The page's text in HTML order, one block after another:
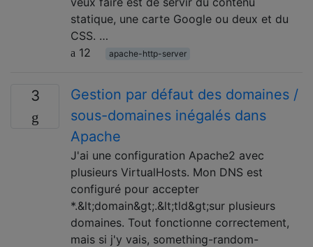
statique, une carte Google ou deux et du
CSS. …
12
apache-http-server
3
Gestion par défaut des domaines /
sous-domaines inégalés dans
Apache
J'ai une configuration Apache2 avec
plusieurs VirtualHosts. Mon DNS est
configuré pour accepter
*.&lt;domain&gt;.&lt;tld&gt;sur plusieurs
domaines. Tout fonctionne correctement,
mais si j'y vais, something-random-